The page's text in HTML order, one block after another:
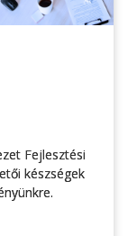
Fejlesztési
készségek